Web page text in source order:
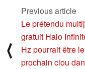
appareils Redmi 7A
également éligibles
pour Android 10
07/28/2020
⟨
Previous article
Le prétendu
gratuit Halo
Hz pourrait être le
prochain clou